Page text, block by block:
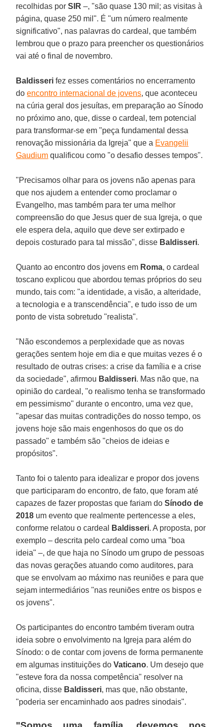
recolhidas porSIR –, "são quase 130 mil; as visitas à
página, quase 250 mil". É "um número realmente
significativo", nas palavras do cardeal, que também
lembrou que o prazo para preencher os questionários
vai até o final de novembro.
Baldisseri fez esses comentários no encerramento
doencontro internacional de jovens, que aconteceu
na cúria geral dos jesuítas, em preparação ao Sínodo
no próximo ano, que, disse o cardeal, tem potencial
para transformar-se em "peça fundamental dessa
renovação missionária da Igreja" que a Evangelii
Gaudium qualificou como "o desafio desses tempos".
"Precisamos olhar para os jovens não apenas para
que nos ajudem a entender como proclamar o
Evangelho, mas também para ter uma melhor
compreensão do que Jesus quer de sua Igreja, o que
ele espera dela, aquilo que deve ser extirpado e
depois costurado para tal missão", disse Baldisseri.
Quanto ao encontro dos jovens em Roma, o cardeal
toscano explicou que abordou temas próprios do seu
mundo, tais com: "a identidade, a visão, a alteridade,
a tecnologia e a transcendência", e tudo isso de um
ponto de vista sobretudo "realista".
"Não escondemos a perplexidade que as novas
gerações sentem hoje em dia e que muitas vezes é o
resultado de outras crises: a crise da família e a crise
da sociedade", afirmou Baldisseri. Mas não que, na
opinião do cardeal, "o realismo tenha se transformado
em pessimismo" durante o encontro, uma vez que,
"apesar das muitas contradições do nosso tempo, os
jovens hoje são mais engenhosos do que os do
passado" e também são "cheios de ideias e
propósitos".
Tanto foi o talento para idealizar e propor dos jovens
que participaram do encontro, de fato, que foram até
capazes de fazer propostas que fariam doSínodo de
2018 um evento que realmente pertencesse a eles,
conforme relatou o cardeal
Baldisseri. A proposta, por
exemplo – descrita pelo cardeal como uma "boa
ideia" –, de que haja no Sínodo um grupo de pessoas
das novas gerações atuando como auditores, para
que se envolvam ao máximo nas reuniões e para que
sejam intermediários "nas reuniões entre os bispos e
os jovens".
Os participantes do encontro também tiveram outra
ideia sobre o envolvimento na Igreja para além do
Sínodo: o de contar com jovens de forma permanente
em algumas instituições doVaticano. Um desejo que
"esteve fora da nossa competência" resolver na
oficina, disse Baldisseri, mas que, não obstante,
"poderia ser encaminhado aos padres sinodais".